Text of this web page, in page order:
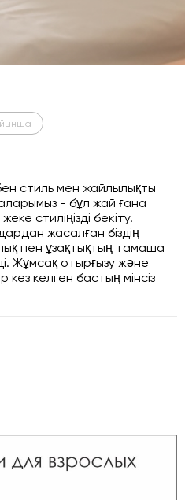
стиль мен жайлылықты
- бұл жай ғана
стиліңізді бекіту.
жасалған біздің
пен ұзақтықтың тамаша
Жұмсақ отырғызу және
келген бастың мінсіз